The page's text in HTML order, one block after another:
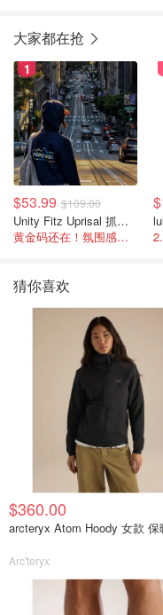
大家都在抢
1
$53.99 $109.00
Unity Fitz Uprisal 抓绒卫衣
黄金码还在！氛围感之神
猜你喜欢
$360.00
arcteryx Atom Hoody 女款 保
Arc'teryx